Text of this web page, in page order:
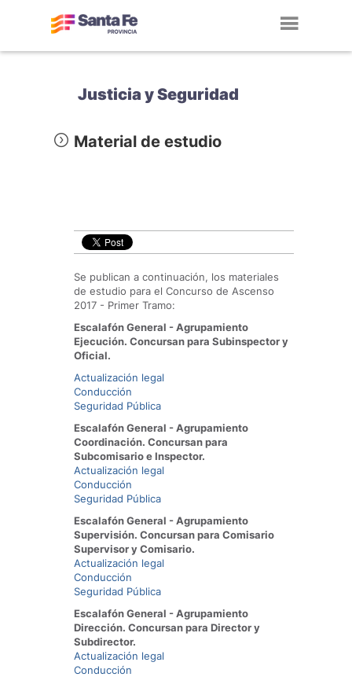
Justicia y Seguridad
Material de estudio
Se publican a continuación, los materiales
de estudio para el Concurso de Ascenso
2017 - Primer Tramo:
Escalafón General - Agrupamiento
Ejecución. Concursan para Subinspector y
Oficial.
Actualización legal
Conducción
Seguridad Pública
Escalafón General - Agrupamiento
Coordinación. Concursan para
Subcomisario e Inspector.
Actualización legal
Conducción
Seguridad Pública
Escalafón General - Agrupamiento
Supervisión. Concursan para Comisario
Supervisor y Comisario.
Actualización legal
Conducción
Seguridad Pública
Escalafón General - Agrupamiento
Dirección. Concursan para Director y
Subdirector.
Actualización legal
Conducción